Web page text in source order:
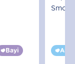
Bayi Anak